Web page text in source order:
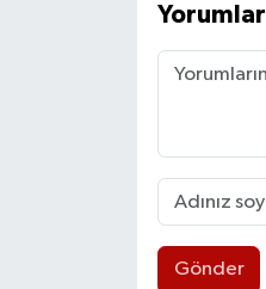
Yorumlar
Gönder